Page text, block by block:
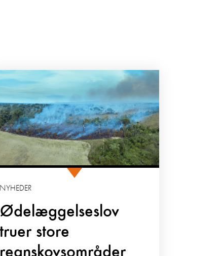
Ødelæggelseslov
truer store
NYHEDER